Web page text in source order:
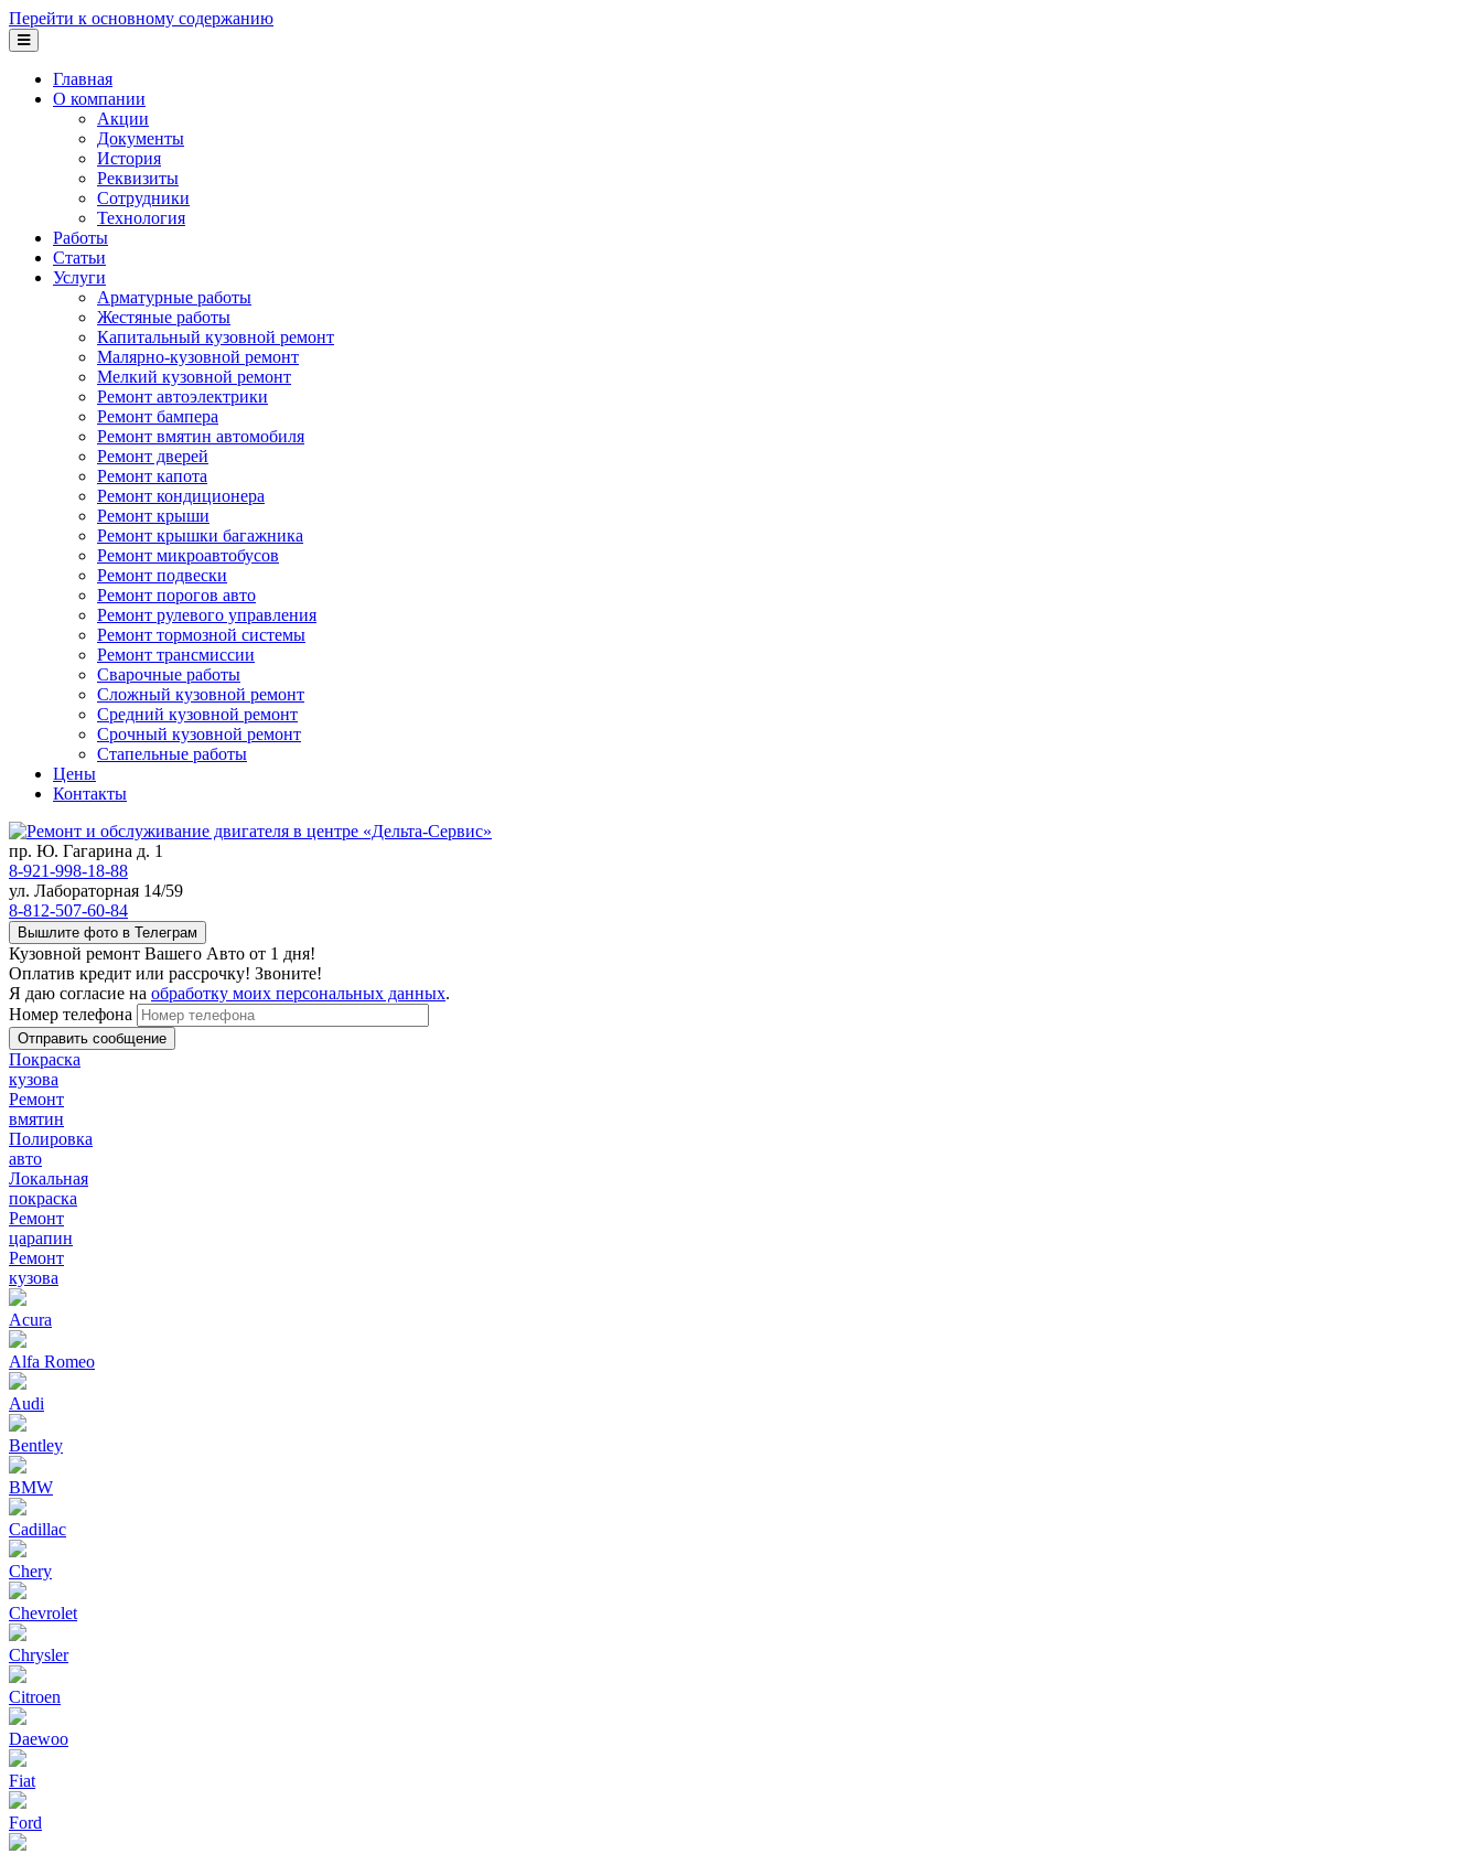
Перейти к основному содержанию
Главная
О компании
Акции
Документы
История
Реквизиты
Сотрудники
Технология
Работы
Статьи
Услуги
Арматурные работы
Жестяные работы
Капитальный кузовной ремонт
Малярно-кузовной ремонт
Мелкий кузовной ремонт
Ремонт автоэлектрики
Ремонт бампера
Ремонт вмятин автомобиля
Ремонт дверей
Ремонт капота
Ремонт кондиционера
Ремонт крыши
Ремонт крышки багажника
Ремонт микроавтобусов
Ремонт подвески
Ремонт порогов авто
Ремонт рулевого управления
Ремонт тормозной системы
Ремонт трансмиссии
Сварочные работы
Сложный кузовной ремонт
Средний кузовной ремонт
Срочный кузовной ремонт
Стапельные работы
Цены
Контакты
пр. Ю. Гагарина д. 1
8-921-998-18-88
ул. Лабораторная 14/59
8-812-507-60-84
Вышлите фото в Телеграм
Кузовной ремонт Вашего Авто от 1 дня!
Оплатив кредит или рассрочку! Звоните!
Я даю согласие на обработку моих персональных данных.
Номер телефона
Покраска
кузова
Ремонт
вмятин
Полировка
авто
Локальная
покраска
Ремонт
царапин
Ремонт
кузова
Acura
Alfa Romeo
Audi
Bentley
BMW
Cadillac
Chery
Chevrolet
Chrysler
Citroen
Daewoo
Fiat
Ford